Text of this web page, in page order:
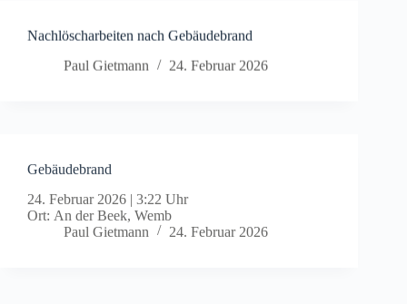
Nachlöscharbeiten nach Gebäudebrand
Paul Gietmann
24. Februar 2026
Gebäudebrand
24. Februar 2026 | 3:22 Uhr
Ort: An der Beek, Wemb
Paul Gietmann
24. Februar 2026